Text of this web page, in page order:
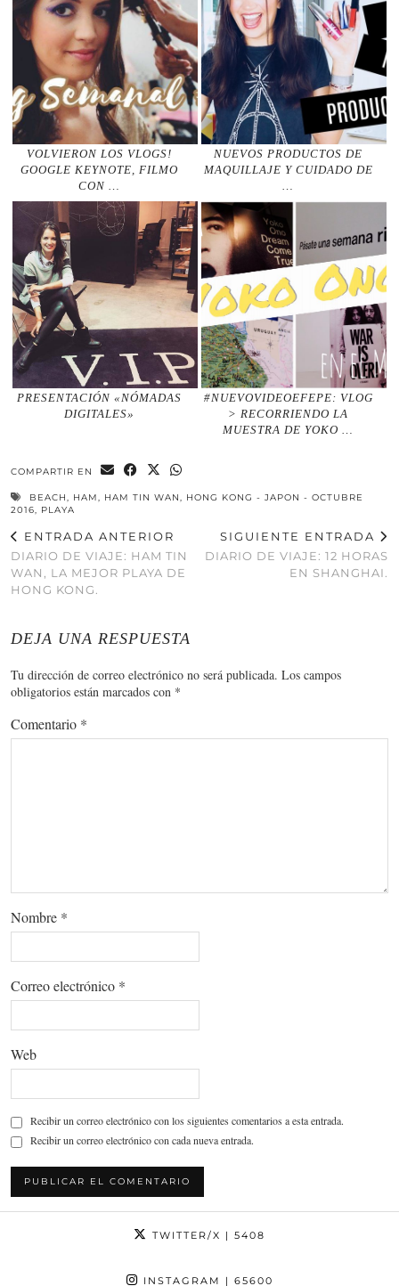
VOLVIERON LOS VLOGS!
GOOGLE KEYNOTE, FILMO
CON …
NUEVOS PRODUCTOS DE
MAQUILLAJE Y CUIDADO DE
…
PRESENTACIÓN «NÓMADAS
DIGITALES»
#NUEVOVIDEOEFEPE: VLOG
> RECORRIENDO LA
MUESTRA DE YOKO …
COMPARTIR EN
BEACH, HAM, HAM TIN WAN, HONG KONG - JAPON - OCTUBRE
2016, PLAYA
ENTRADA ANTERIOR
DIARIO DE VIAJE: HAM TIN
WAN, LA MEJOR PLAYA DE
HONG KONG.
SIGUIENTE ENTRADA
DIARIO DE VIAJE: 12 HORAS
EN SHANGHAI.
DEJA UNA RESPUESTA
Tu dirección de correo electrónico no será publicada. Los campos
obligatorios están marcados con *
Comentario *
Nombre *
Correo electrónico *
Web
Recibir un correo electrónico con los siguientes comentarios a esta entrada.
Recibir un correo electrónico con cada nueva entrada.
TWITTER/X | 5408
INSTAGRAM | 65600